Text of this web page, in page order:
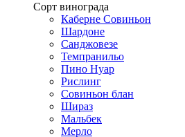
Сорт винограда
Каберне Совиньон
Шардоне
Санджовезе
Темпранильо
Пино Нуар
Рислинг
Совиньон блан
Шираз
Мальбек
Мерло